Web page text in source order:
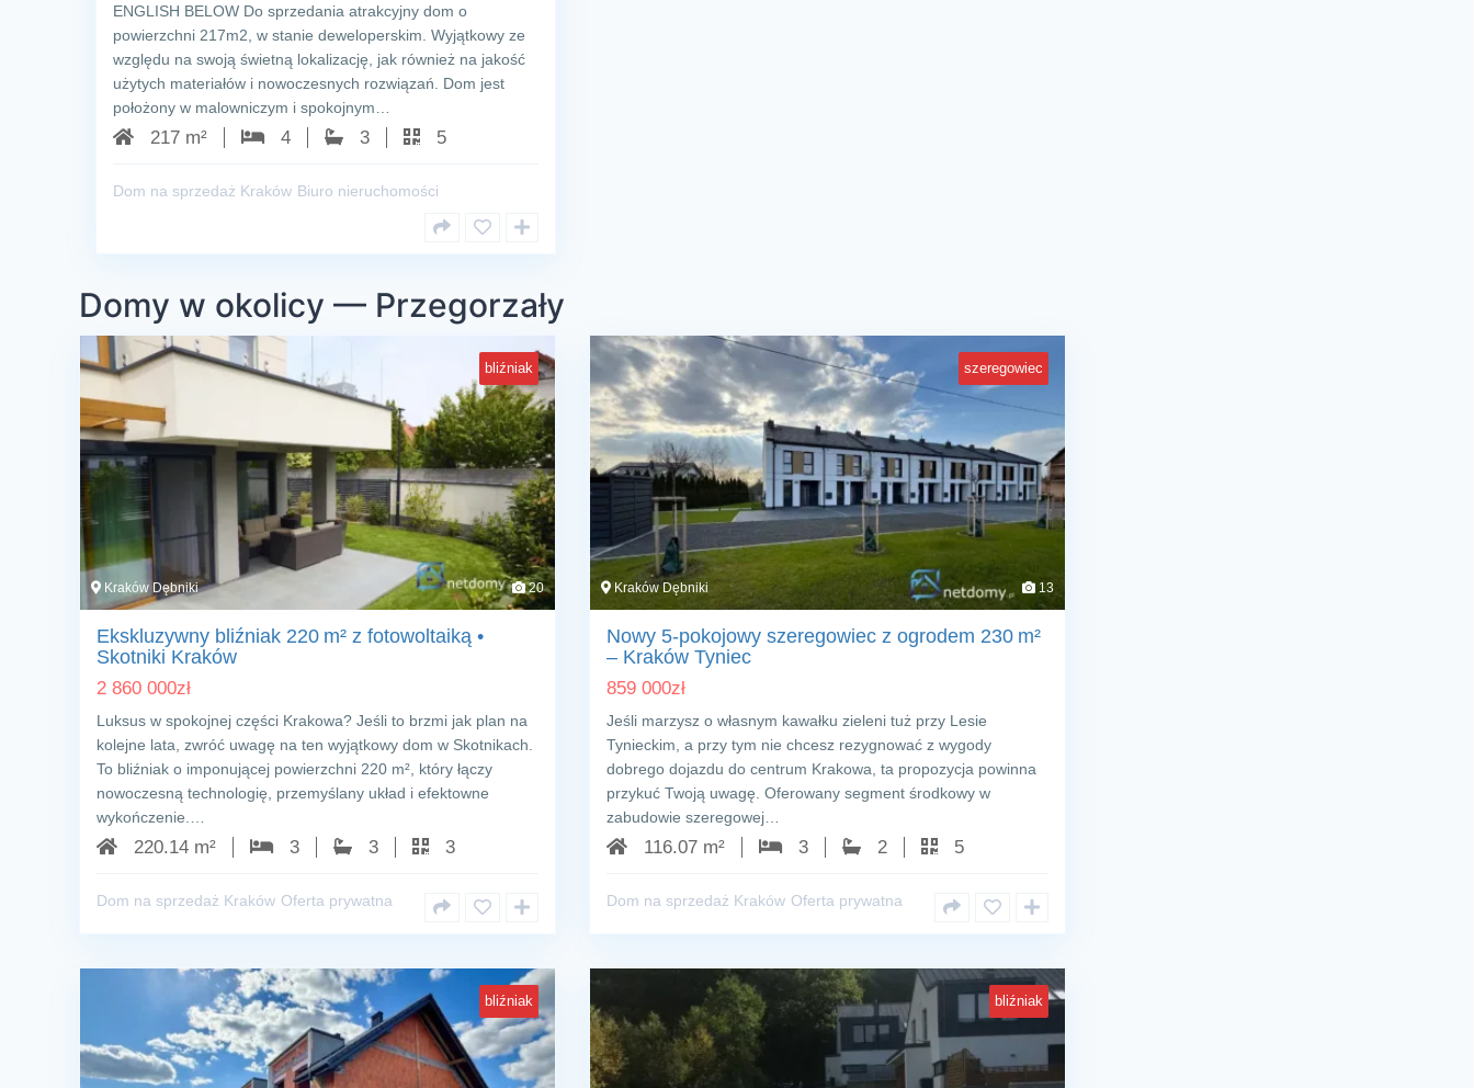
ENGLISH BELOW Do sprzedania atrakcyjny dom o
powierzchni 217m2, w stanie deweloperskim. Wyjątkowy ze
względu na swoją świetną lokalizację, jak również na jakość
użytych materiałów i nowoczesnych rozwiązań. Dom jest
położony w malowniczym i spokojnym…
217 m² 4 3 5
Dom na sprzedaż Kraków Biuro nieruchomości
Domy w okolicy — Przegorzały
bliźniak
Kraków Dębniki 20
Ekskluzywny bliźniak 220 m² z fotowoltaiką •
Skotniki Kraków
2 860 000zł
Luksus w spokojnej części Krakowa? Jeśli to brzmi jak plan na
kolejne lata, zwróć uwagę na ten wyjątkowy dom w Skotnikach.
To bliźniak o imponującej powierzchni 220 m², który łączy
nowoczesną technologię, przemyślany układ i efektowne
wykończenie.…
220.14 m² 3 3 3
Dom na sprzedaż Kraków Oferta prywatna
szeregowiec
Kraków Dębniki 13
Nowy 5‑pokojowy szeregowiec z ogrodem 230 m²
– Kraków Tyniec
859 000zł
Jeśli marzysz o własnym kawałku zieleni tuż przy Lesie
Tynieckim, a przy tym nie chcesz rezygnować z wygody
dobrego dojazdu do centrum Krakowa, ta propozycja powinna
przykuć Twoją uwagę. Oferowany segment środkowy w
zabudowie szeregowej…
116.07 m² 3 2 5
Dom na sprzedaż Kraków Oferta prywatna
bliźniak bliźniak